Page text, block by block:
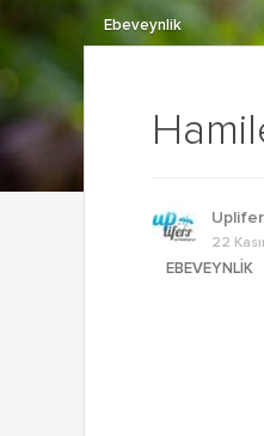
Ebeveynlik
22
EBEVEYNLIK